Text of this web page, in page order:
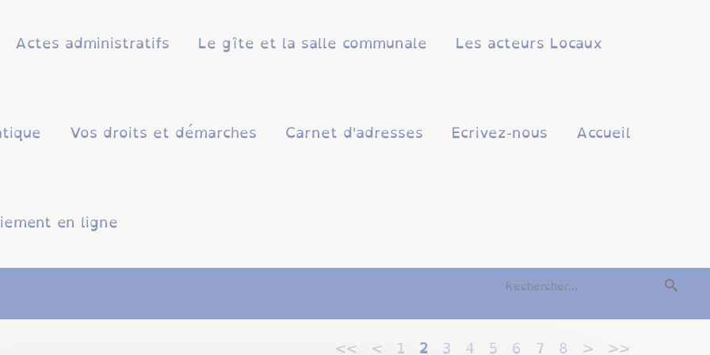
Actes administratifs Le gîte et la salle communale Les acteurs Locaux
Vos droits et démarches Carnet d'adresses Ecrivez-nous Accueil
en ligne
<< < 1 2 3 4 5 6 7 8 > >>